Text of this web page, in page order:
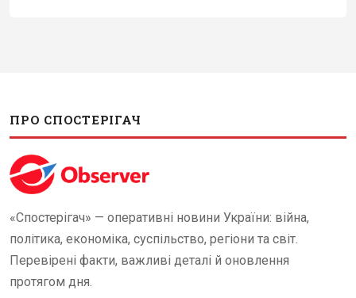
ПРО СПОСТЕРІГАЧ
«Спостерігач» — оперативні новини України: війна,
політика, економіка, суспільство, регіони та світ.
Перевірені факти, важливі деталі й оновлення
протягом дня.